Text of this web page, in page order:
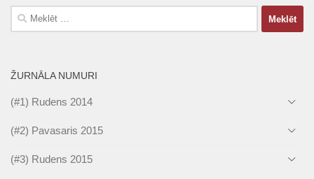
Meklēt:
ŽURNĀLA NUMURI
(#1) Rudens 2014
(#2) Pavasaris 2015
(#3) Rudens 2015